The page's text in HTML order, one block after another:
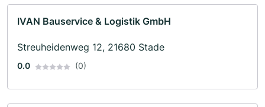
IVAN Bauservice & Logistik GmbH
Streuheidenweg 12, 21680 Stade
0.0 (0)